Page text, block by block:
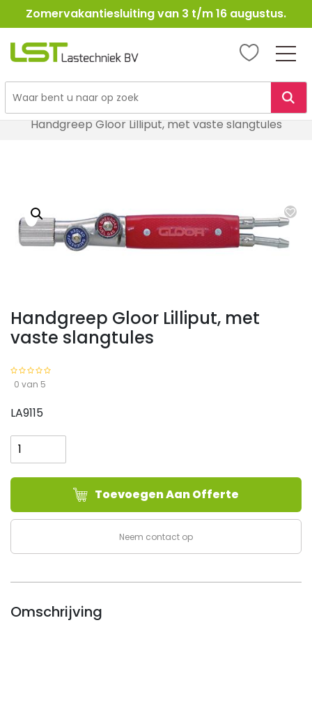
Ga
naar
Zomervakantiesluiting van 3 t/m 16 augustus.
LST
Lasbenodigheden
Handgreep Gloor Lilliput, met vaste slangtules
Handgreep Gloor Lilliput, met
vaste slangtules
0 van 5
LA9115
Gloor
Lilliput,
met
slangtules
Toevoegen Aan Offerte
Neem contact op
Omschrijving